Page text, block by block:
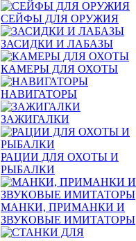
СЕЙФЫ ДЛЯ ОРУЖИЯ
ЗАСИДКИ И ЛАБАЗЫ
КАМЕРЫ ДЛЯ ОХОТЫ
НАВИГАТОРЫ
ЗАЖИГАЛКИ
РАЦИИ ДЛЯ ОХОТЫ И
РЫБАЛКИ
МАНКИ, ПРИМАНКИ И
ЗВУКОВЫЕ ИМИТАТОРЫ